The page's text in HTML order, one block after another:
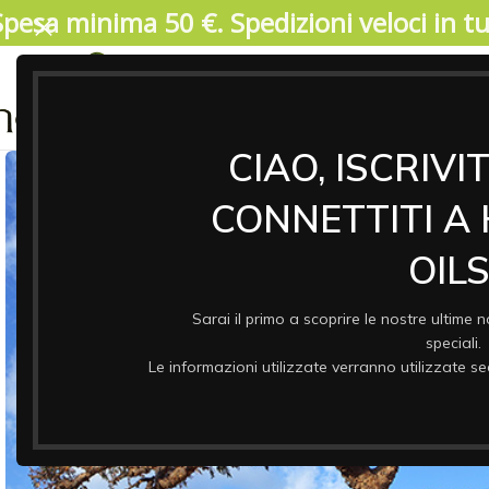
CIAO,
CONNETTITI A
Sarai il primo a scoprire le nostre ultime
speciali.
Le informazioni utilizzate verranno utilizzate
04/08/2026. IMPORTANTE, SI PREGA DI
17 agosto. Durante il periodo di chiusura il
riprenderanno a partire da lunedi 17/08.
minima 50 €. Spedizioni veloci in